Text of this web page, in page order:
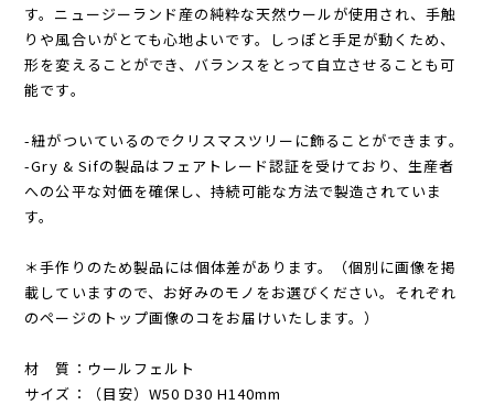
す。ニュージーランド産の純粋な天然ウールが使用され、手触
りや風合いがとても心地よいです。しっぽと手足が動くため、
形を変えることができ、バランスをとって自立させることも可
能です。
-紐がついているのでクリスマスツリーに飾ることができます。
-Gry & Sifの製品はフェアトレード認証を受けており、生産者
への公平な対価を確保し、持続可能な方法で製造されていま
す。
＊手作りのため製品には個体差があります。（個別に画像を掲
載していますので、お好みのモノをお選びください。それぞれ
のページのトップ画像のコをお届けいたします。）
材 質：ウールフェルト
サイズ：（目安）W50 D30 H140mm